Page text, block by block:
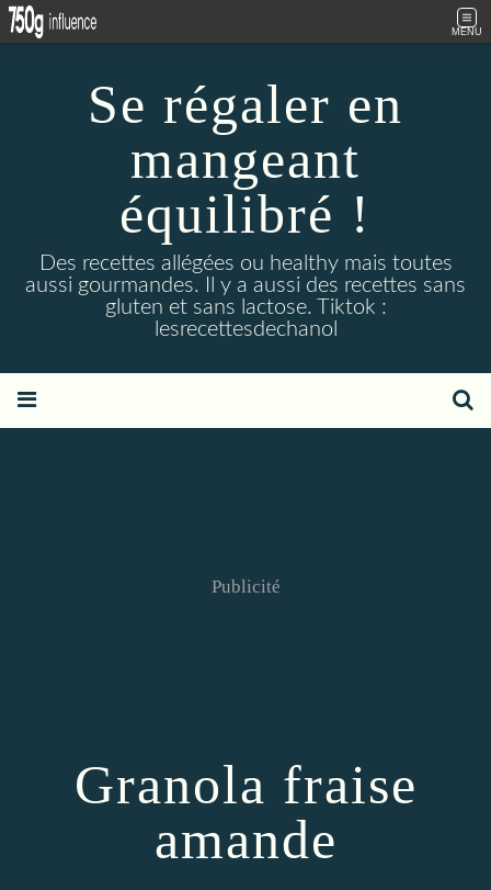
MENU
Se régaler en
mangeant
équilibré !
Des recettes allégées ou healthy mais toutes
aussi gourmandes. Il y a aussi des recettes sans
gluten et sans lactose. Tiktok :
lesrecettesdechanol
Publicité
Granola fraise
amande